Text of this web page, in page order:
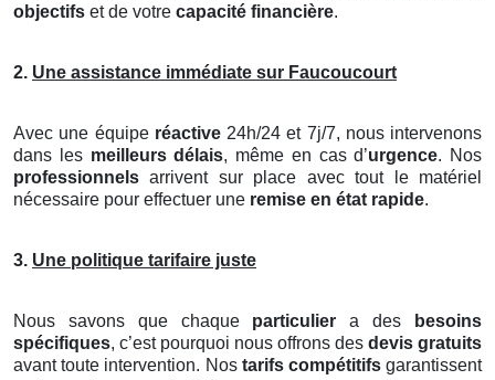
objectifs et de votre capacité financière.
2. Une assistance immédiate sur Faucoucourt
Avec une équipe réactive24h/24 et 7j/7, nous intervenons
dans les meilleurs délais, même en cas d’urgence. Nos
professionnels arrivent sur place avec tout le matériel
nécessaire pour effectuer une remise en état rapide.
3. Une politique tarifaire juste
Nous savons que chaque particulier a des
besoins
spécifiques, c’est pourquoi nous offrons des devis gratuits
avant toute intervention. Nos tarifs compétitifsgarantissent